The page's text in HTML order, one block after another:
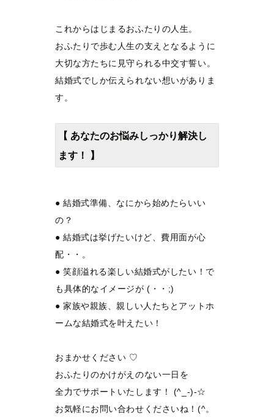
これからはじまるおふたりの人生。
おふたりで歩む人生の支えとなるように
大切な方たちに見守られる中交す誓い。
結婚式でしか伝えられない想いがありま
す。
【 あなたのお悩みしっかり解決し
ます！ 】
● 結婚式準備、なにから始めたらいい
の？
● 結婚式は挙げたいけど、費用面が心
配・・。
● 笑顔溢れる楽しい結婚式がしたい！で
も具体的なイメージが (・・;)
● 家族や親族、親しい人たちとアットホ
ームな結婚式を叶えたい！
おまかせください ♡
おふたりのかけがえのない一日を
全力でサポートいたします！ (^_-)-☆
お気軽にお問い合わせくださいね！(^。